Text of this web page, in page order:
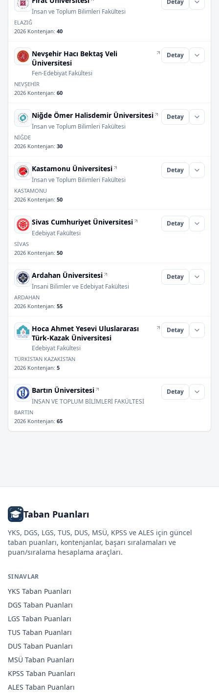
İnsan ve Toplum Bilimleri Fakültesi
Detay
ELAZIĞ
2026 Kontenjan: 40
Nevşehir Hacı Bektaş Veli
Üniversitesi
Fen-Edebiyat Fakültesi
Detay
NEVŞEHİR
2026 Kontenjan: 60
Niğde Ömer Halisdemir Üniversitesi
İnsan ve Toplum Bilimleri Fakültesi
Detay
NİĞDE
2026 Kontenjan: 30
Kastamonu Üniversitesi
İnsan ve Toplum Bilimleri Fakültesi
Detay
KASTAMONU
2026 Kontenjan: 50
Sivas Cumhuriyet Üniversitesi
Edebiyat Fakültesi
Detay
SİVAS
2026 Kontenjan: 50
Ardahan Üniversitesi
İnsani Bilimler ve Edebiyat Fakültesi
Detay
ARDAHAN
2026 Kontenjan: 55
Hoca Ahmet Yesevi Uluslararası
Türk-Kazak Üniversitesi
Edebiyat Fakültesi
Detay
TÜRKİSTAN KAZAKİSTAN
2026 Kontenjan: 5
Bartın Üniversitesi
İNSAN VE TOPLUM BİLİMLERİ FAKÜLTESİ
Detay
BARTIN
2026 Kontenjan: 65
Taban Puanları
YKS, DGS, LGS, TUS, DUS, MSÜ, KPSS ve ALES için güncel
taban puanları, kontenjanlar, başarı sıralamaları ve
puan/sıralama hesaplama araçları.
SINAVLAR
YKS Taban Puanları
DGS Taban Puanları
LGS Taban Puanları
TUS Taban Puanları
DUS Taban Puanları
MSÜ Taban Puanları
KPSS Taban Puanları
ALES Taban Puanları